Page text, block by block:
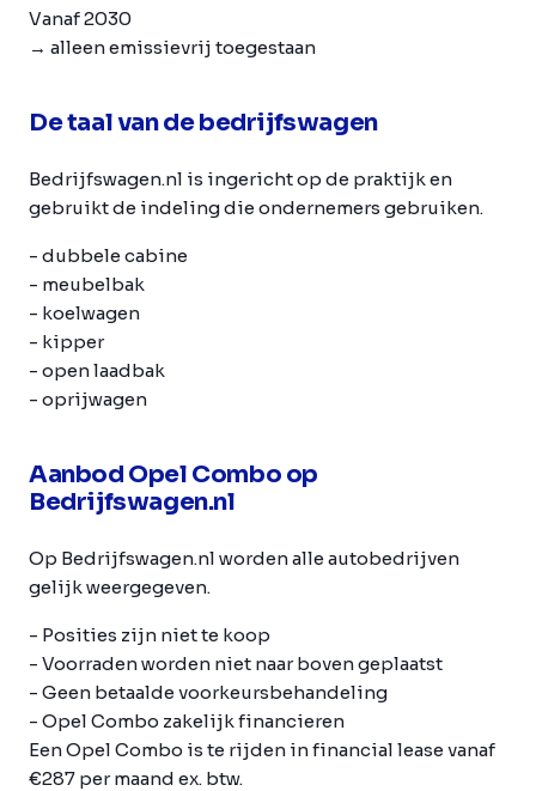
Vanaf 2030
→ alleen emissievrij toegestaan
De taal van de bedrijfswagen
Bedrijfswagen.nl is ingericht op de praktijk en
gebruikt de indeling die ondernemers gebruiken.
- dubbele cabine
- meubelbak
- koelwagen
- kipper
- open laadbak
- oprijwagen
Aanbod Opel Combo op
Bedrijfswagen.nl
Op Bedrijfswagen.nl worden alle autobedrijven
gelijk weergegeven.
- Posities zijn niet te koop
- Voorraden worden niet naar boven geplaatst
- Geen betaalde voorkeursbehandeling
- Opel Combo zakelijk financieren
Een Opel Combo is te rijden in financial lease vanaf
€287 per maand ex. btw.